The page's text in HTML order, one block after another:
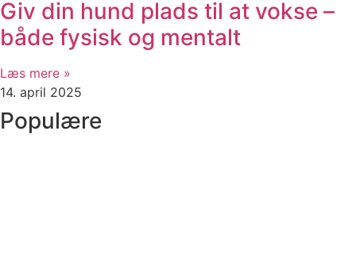
Giv din hund plads til at vokse –
både fysisk og mentalt
Læs mere »
14. april 2025
Populære